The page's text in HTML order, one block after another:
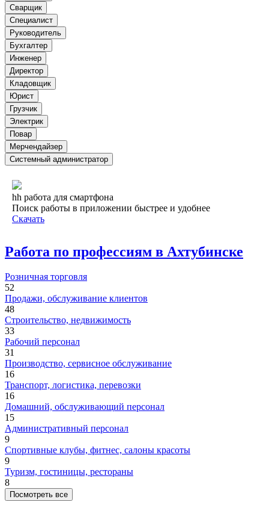
Сварщик
Специалист
Руководитель
Бухгалтер
Инженер
Директор
Кладовщик
Юрист
Грузчик
Электрик
Повар
Мерчендайзер
Системный администратор
hh работа для смартфона
Поиск работы в приложении быстрее и удобнее
Скачать
Работа по профессиям в Ахтубинске
Розничная торговля
52
Продажи, обслуживание клиентов
48
Строительство, недвижимость
33
Рабочий персонал
31
Производство, сервисное обслуживание
16
Транспорт, логистика, перевозки
16
Домашний, обслуживающий персонал
15
Административный персонал
9
Спортивные клубы, фитнес, салоны красоты
9
Туризм, гостиницы, рестораны
8
Посмотреть все